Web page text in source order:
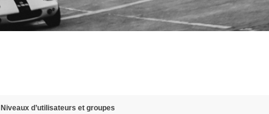
Niveaux d’utilisateurs et groupes